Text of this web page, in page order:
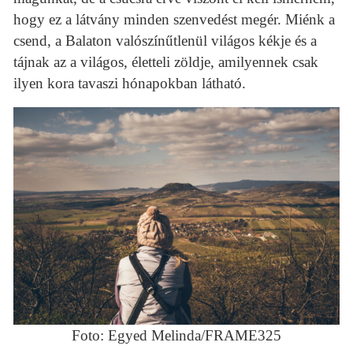
hogy ez a látvány minden szenvedést megér. Miénk a
csend, a Balaton valószínűtlenül világos kékje és a
tájnak az a világos, életteli zöldje, amilyennek csak
ilyen kora tavaszi hónapokban látható.
Foto: Egyed Melinda/FRAME325